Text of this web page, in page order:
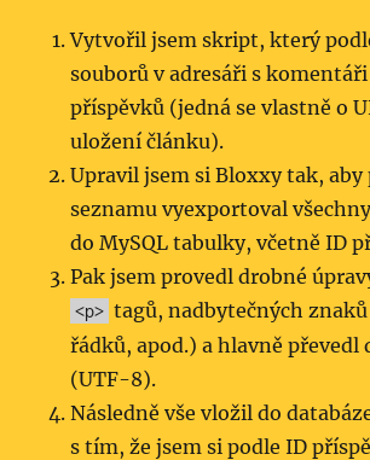
Vytvořil jsem skript, který
souborů v adresáři s
příspěvků (jedná se vlastně o
uložení článku).
Upravil jsem si Bloxxy tak,
seznamu vyexportoval
do MySQL tabulky, včetně ID
Pak jsem provedl drobné
<p> tagů, nadbytečných
řádků, apod.) a hlavně převedl
(UTF-8).
Následně vše vložil do
s tím, že jsem si podle ID